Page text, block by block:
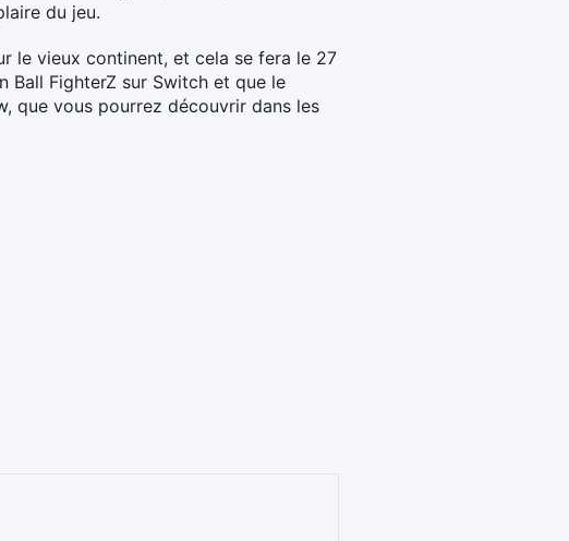
du jeu.
le vieux continent, et cela se fera le 27
Ball FighterZ sur Switch et que le
que vous pourrez découvrir dans les